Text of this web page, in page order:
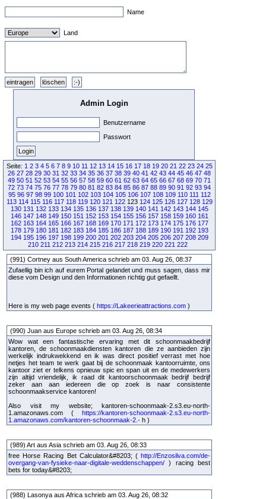
Name
Land
Admin Login
Benutzername
Passwort
Seite: 1 2 3 4 5 6 7 8 9 10 11 12 13 14 15 16 17 18 19 20 21 22 23 24 25
26 27 28 29 30 31 32 33 34 35 36 37 38 39 40 41 42 43 44 45 46 47 48
49 50 51 52 53 54 55 56 57 58 59 60 61 62 63 64 65 66 67 68 69 70 71
72 73 74 75 76 77 78 79 80 81 82 83 84 85 86 87 88 89 90 91 92 93 94
95 96 97 98 99 100 101 102 103 104 105 106 107 108 109 110 111 112
113 114 115 116 117 118 119 120 121 122123 124 125 126 127 128 129
130 131 132 133 134 135 136 137 138 139 140 141 142 143 144 145
146 147 148 149 150 151 152 153 154 155 156 157 158 159 160 161
162 163 164 165 166 167 168 169 170 171 172 173 174 175 176 177
178 179 180 181 182 183 184 185 186 187 188 189 190 191 192 193
194 195 196 197 198 199 200 201 202 203 204 205 206 207 208 209
210 211 212 213 214 215 216 217 218 219 220 221 222
(991) Cortney aus South America schrieb am 03. Aug 26, 08:37
Zufaellig bin ich auf eurem Portal gelandet und muss sagen, dass mir
diese vom Design und den Informationen richtig gut gefaellt.
Here is my web page events ( https://Lakeerieattractions.com )
(990) Juan aus Europe schrieb am 03. Aug 26, 08:34
Wow wat een fantastische ervaring met dit schoonmaakbedrijf
kantoren, de schoonmaakdiensten kantoren die ze aanbieden zijn
werkelijk indrukwekkend en ik was direct positief verrast met hoe
netjes het team te werk gaat bij de schoonmaak kantoorruimte, ons
kantoor ziet er telkens opnieuw spic en span uit en de medewerkers
zijn altijd vriendelijk, ik raad dit kantoorschoonmaak bedrijf bedrijf
zeker aan aan iedereen die op zoek is naar consistente
schoonmaakservice kantoren!
Also visit my website; kantoren-schoonmaak-2.s3.eu-north-
1.amazonaws.com ( https://kantoren-schoonmaak-2.s3.eu-north-
1.amazonaws.com/kantoren-schoonmaak-2.- h )
(989) Art aus Asia schrieb am 03. Aug 26, 08:33
free Horse Racing Bet Calculator&#8203; ( http://Enzosilva.com/de-
overgang-van-fysieke-naar-digitale-weddenschappen/ ) racing best
bets for today&#8203;
(988) Lasonya aus Africa schrieb am 03. Aug 26, 08:32